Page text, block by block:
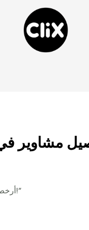
أرخص الأسعار وأفخم السيارات في المملكة – اكتشف الرفاهية الآن!”